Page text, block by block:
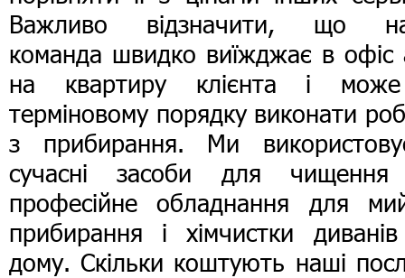
Важливо відзначити, що
команда швидко виїжджає в офіс
на квартиру клієнта і
терміновому порядку виконати
з прибирання. Ми
сучасні засоби для
професійне обладнання для
прибирання і хімчистки
дому. Скільки коштують наші